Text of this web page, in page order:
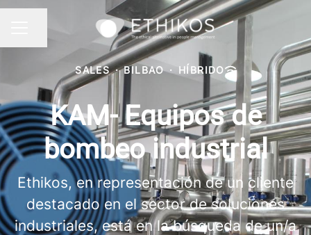
MENÚ DE EMPLEO
Compartir página
SALES · BILBAO · HÍBRIDO
KAM- Equipos de
bombeo industrial
Ethikos, en representación de un cliente
destacado en el sector de soluciones
industriales, está en la búsqueda de un/a